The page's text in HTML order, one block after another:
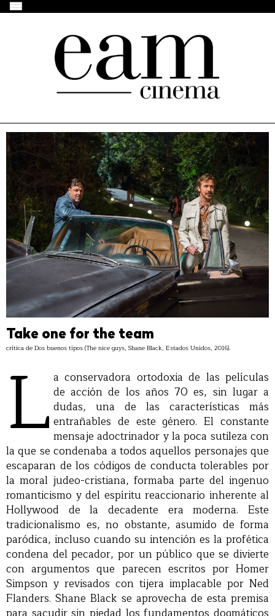
Take one for the team
crítica de Dos buenos tipos (The nice guys, Shane Black, Estados Unidos, 2016).
L a conservadora ortodoxia de las películas
de acción de los años 70 es, sin lugar a
dudas, una de las características más
entrañables de este género. El constante
mensaje adoctrinador y la poca sutileza con
la que se condenaba a todos aquellos personajes que
escaparan de los códigos de conducta tolerables por
la moral judeo-cristiana, formaba parte del ingenuo
romanticismo y del espíritu reaccionario inherente al
Hollywood de la decadente era moderna. Este
tradicionalismo es, no obstante, asumido de forma
paródica, incluso cuando su intención es la profética
condena del pecador, por un público que se divierte
con argumentos que parecen escritos por Homer
Simpson y revisados con tijera implacable por Ned
Flanders. Shane Black se aprovecha de esta premisa